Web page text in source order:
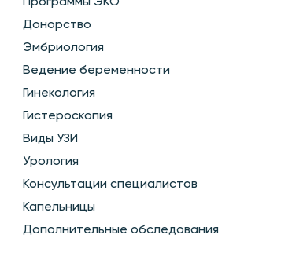
Программы ЭКО
Донорство
Эмбриология
Ведение беременности
Гинекология
Гистероскопия
Виды УЗИ
Урология
Консультации специалистов
Капельницы
Дополнительные обследования